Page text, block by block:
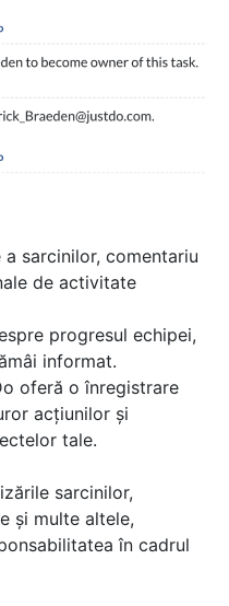
sarcinilor, comentariu
de activitate
progresul echipei,
informat.
oferă o înregistrare
acțiunilor și
tale.
sarcinilor,
și multe altele,
în cadrul